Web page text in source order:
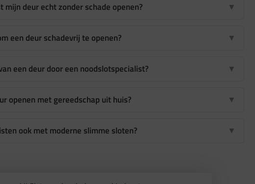
mijn deur echt zonder schade openen? ▼
een deur schadevrij te openen? ▼
een deur door een noodslotspecialist? ▼
openen met gereedschap uit huis? ▼
ook met moderne slimme sloten? ▼